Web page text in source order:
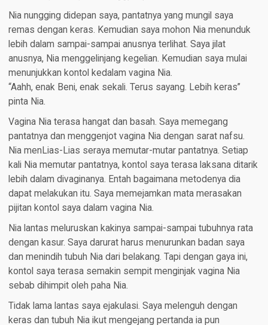
Nia nungging didepan saya, pantatnya yang mungil saya
remas dengan keras. Kemudian saya mohon Nia menunduk
lebih dalam sampai-sampai anusnya terlihat. Saya jilat
anusnya, Nia menggelinjang kegelian. Kemudian saya mulai
menunjukkan kontol kedalam vagina Nia.
“Aahh, enak Beni, enak sekali. Terus sayang. Lebih keras”
pinta Nia.
Vagina Nia terasa hangat dan basah. Saya memegang
pantatnya dan menggenjot vagina Nia dengan sarat nafsu.
Nia menLias-Lias seraya memutar-mutar pantatnya. Setiap
kali Nia memutar pantatnya, kontol saya terasa laksana ditarik
lebih dalam divaginanya. Entah bagaimana metodenya dia
dapat melakukan itu. Saya memejamkan mata merasakan
pijitan kontol saya dalam vagina Nia.
Nia lantas meluruskan kakinya sampai-sampai tubuhnya rata
dengan kasur. Saya darurat harus menurunkan badan saya
dan menindih tubuh Nia dari belakang. Tapi dengan gaya ini,
kontol saya terasa semakin sempit menginjak vagina Nia
sebab dihimpit oleh paha Nia.
Tidak lama lantas saya ejakulasi. Saya melenguh dengan
keras dan tubuh Nia ikut mengejang pertanda ia pun